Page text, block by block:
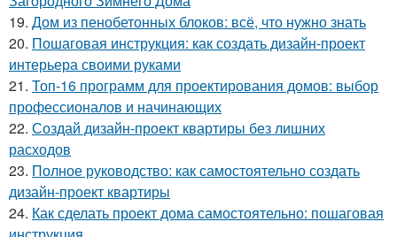
19. Дом из пенобетонных блоков: всё, что нужно знать
20. Пошаговая инструкция: как создать дизайн-проект
интерьера своими руками
21. Топ-16 программ для проектирования домов: выбор
профессионалов и начинающих
22. Создай дизайн-проект квартиры без лишних
расходов
23. Полное руководство: как самостоятельно создать
дизайн-проект квартиры
24. Как сделать проект дома самостоятельно: пошаговая